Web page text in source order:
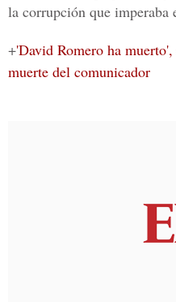
la corrupción que imperaba
+'David Romero ha
muerte del comunicador